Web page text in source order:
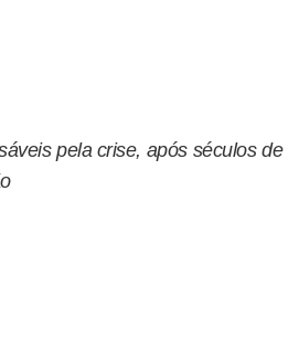
pela crise, após séculos de